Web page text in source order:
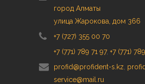
город Алматы
улица Жарокова, дом 366
+7 (727) 355 00 70
+7 (771) 789 71 97, +7 (771)
profid@profident-s.kz
service@mail.ru